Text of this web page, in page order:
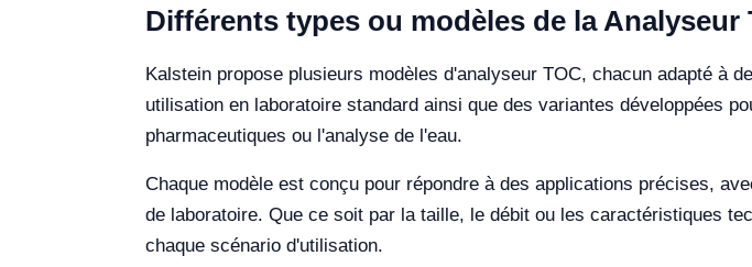
Différents types ou modèles de la Analyseur
Kalstein propose plusieurs modèles d'analyseur TOC, chacun adapté à
utilisation en laboratoire standard ainsi que des variantes développées
pharmaceutiques ou l'analyse de l'eau.
Chaque modèle est conçu pour répondre à des applications précises,
de laboratoire. Que ce soit par la taille, le débit ou les caractéristiques
chaque scénario d'utilisation.